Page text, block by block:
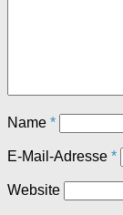
Name *
E-Mail-Adresse *
Website